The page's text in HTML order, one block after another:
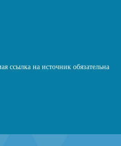
ссылка на источник обязательна